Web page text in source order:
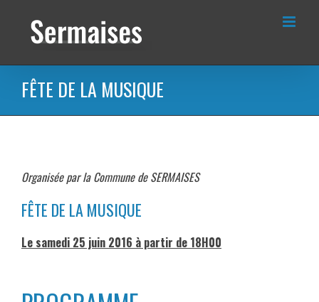
contenu
FÊTE DE LA MUSIQUE
Organisée par la Commune de SERMAISES
FÊTE DE LA MUSIQUE
Le samedi 25 juin 2016 à partir de 18H00